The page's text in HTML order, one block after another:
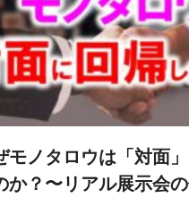
モノタロウは「対面
か？〜リアル展示会